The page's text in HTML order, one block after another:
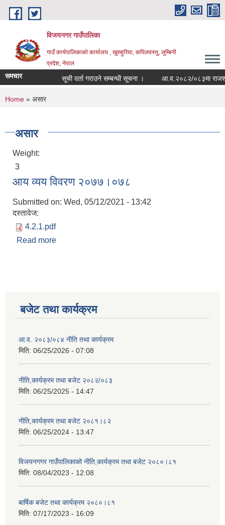
Skip to main content
विजयनगर गाउँपालिका
गाउँ कार्यपालिकाको कार्यालय , खुरुहुरिया, कपिलवस्तु, लुम्बिनी
प्रदेश, नेपाल
समचार सूची दर्ता गराउने सम्बन्धी सूचना । आ.व.२०८२/०८३मा राजश्व
You are here
Home » असार
असार
Weight:
3
आय व्यय विवरण २०७७।०७८
Submitted on: Wed, 05/12/2021 - 13:42
दस्तावेज:
4.2.1.pdf
Read more
बजेट तथा कार्यक्रम
आ.व. २०८३/०८४ नीति तथा कार्यक्रम
मिति: 06/25/2026 - 07:08
नीति,कार्यक्रम तथा बजेट २०८२/०८३
मिति: 06/25/2025 - 14:47
नीति,कार्यक्रम तथा बजेट २०८१।८२
मिति: 06/25/2024 - 13:47
विजयनगगर गाउँपालिकाको नीति,कार्यक्रम तथा बजेट २०८०।८१
मिति: 08/04/2023 - 12:08
बार्षिक बजेट तथा कार्यक्रम २०८०।८१
मिति: 07/17/2023 - 16:09